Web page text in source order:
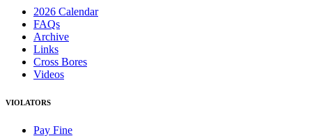
2026 Calendar
FAQs
Archive
Links
Cross Bores
Videos
VIOLATORS
Pay Fine